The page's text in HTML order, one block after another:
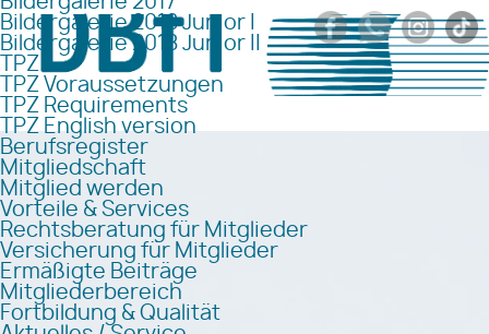
Bildergalerie 2018 Junior I
Bildergalerie 2018 Junior II
TPZ
TPZ Voraussetzungen
TPZ Requirements
TPZ English version
Berufsregister
Mitgliedschaft
Mitglied werden
Vorteile & Services
Rechtsberatung für Mitglieder
Versicherung für Mitglieder
Ermäßigte Beiträge
Mitgliederbereich
Fortbildung & Qualität